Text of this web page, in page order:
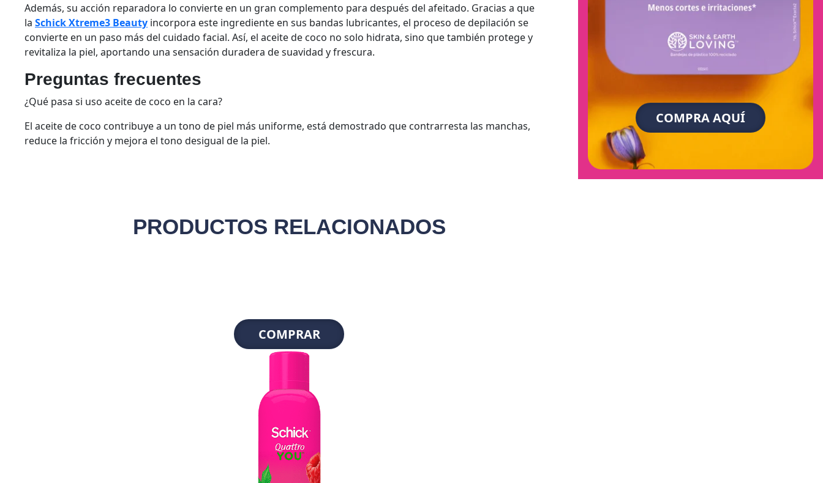
Además, su acción reparadora lo convierte en un gran complemento para después del afeitado. Gracias a que
la Schick Xtreme3 Beauty incorpora este ingrediente en sus bandas lubricantes, el proceso de depilación se
convierte en un paso más del cuidado facial. Así, el aceite de coco no solo hidrata, sino que también protege y
revitaliza la piel, aportando una sensación duradera de suavidad y frescura.
Preguntas frecuentes
¿Qué pasa si uso aceite de coco en la cara?
El aceite de coco contribuye a un tono de piel más uniforme, está demostrado que contrarresta las manchas,
reduce la fricción y mejora el tono desigual de la piel.
PRODUCTOS RELACIONADOS
COMPRAR
COMPRA AQUÍ